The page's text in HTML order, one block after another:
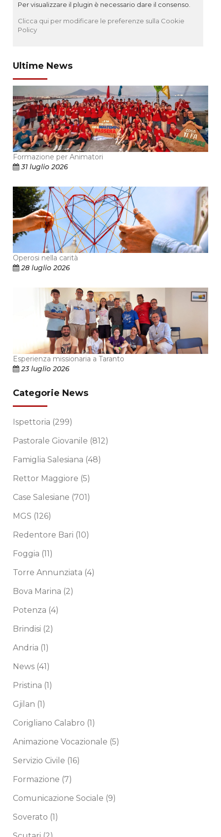
Per visualizzare il plugin è necessario dare il consenso.
Clicca qui per modificare le preferenze sulla Cookie
Policy
Ultime News
Formazione per Animatori
31 luglio 2026
Operosi nella carità
28 luglio 2026
Esperienza missionaria a Taranto
23 luglio 2026
Categorie News
Ispettoria (299)
Pastorale Giovanile (812)
Famiglia Salesiana (48)
Rettor Maggiore (5)
Case Salesiane (701)
MGS (126)
Redentore Bari (10)
Foggia (11)
Torre Annunziata (4)
Bova Marina (2)
Potenza (4)
Brindisi (2)
Andria (1)
News (41)
Pristina (1)
Gjilan (1)
Corigliano Calabro (1)
Animazione Vocazionale (5)
Servizio Civile (16)
Formazione (7)
Comunicazione Sociale (9)
Soverato (1)